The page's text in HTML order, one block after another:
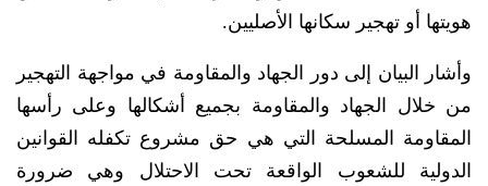
هويتها أو تهجير سكانها الأصليين.
وأشار البيان إلى دور الجهاد والمقاومة في مواجهة التهجير
من خلال الجهاد والمقاومة بجميع أشكالها وعلى رأسها
المقاومة المسلحة التي هي حق مشروع تكفله القوانين
الدولية للشعوب الواقعة تحت الاحتلال وهي ضرورة